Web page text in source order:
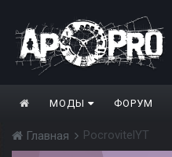
МОДЫ ФОРУМ
Главная PocrovitelYT